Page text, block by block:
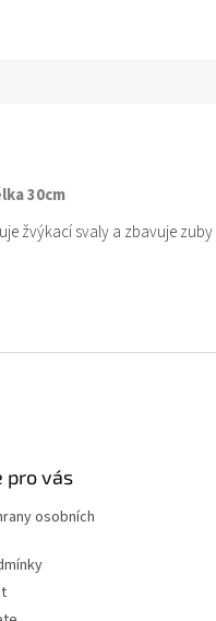
30cm
žvýkací svaly a zbavuje
pro vás
osobních